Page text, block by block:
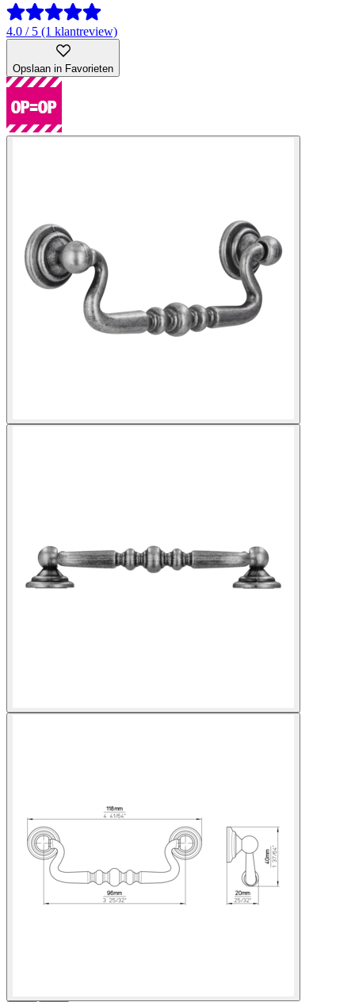
4.0 / 5 (1 klantreview)
Opslaan in Favorieten